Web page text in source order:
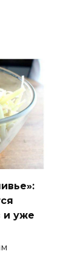
и уже